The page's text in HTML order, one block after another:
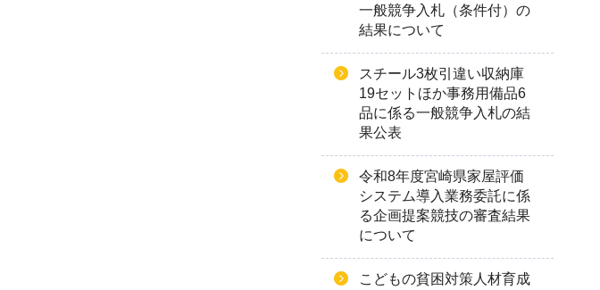
一般競争入札（条件付）の
結果について
スチール3枚引違い収納庫
19セットほか事務用備品6
品に係る一般競争入札の結
果公表
令和8年度宮崎県家屋評価
システム導入業務委託に係
る企画提案競技の審査結果
について
こどもの貧困対策人材育成